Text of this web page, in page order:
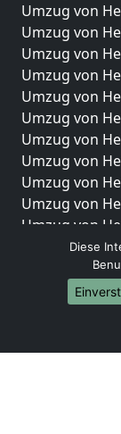
Umzug von
Umzug von
Umzug von
Umzug von
Umzug von
Umzug von
Umzug von
Umzug von
Umzug von
Umzug von
Umzug von
Umzug von
Umzug von
Umzug von
Umzug von
Diese